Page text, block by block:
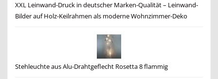
XXL Leinwand-Druck in deutscher Marken-Qualität – Leinwand-
Bilder auf Holz-Keilrahmen als moderne Wohnzimmer-Deko
Stehleuchte aus Alu-Drahtgeflecht Rosetta 8 flammig